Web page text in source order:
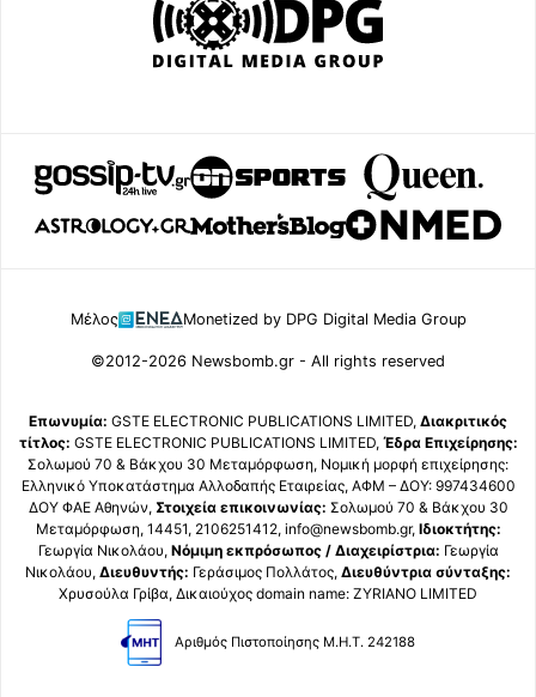
Μέλος Monetized by DPG Digital Media Group
©2012-2026 Newsbomb.gr - All rights reserved
Επωνυμία: GSTE ELECTRONIC PUBLICATIONS LIMITED, Διακριτικός
τίτλος: GSTE ELECTRONIC PUBLICATIONS LIMITED, Έδρα Επιχείρησης:
Σολωμού 70 & Βάκχου 30 Μεταμόρφωση, Νομική μορφή επιχείρησης:
Ελληνικό Υποκατάστημα Αλλοδαπής Εταιρείας, ΑΦΜ – ΔΟΥ: 997434600
ΔΟΥ ΦΑΕ Αθηνών, Στοιχεία επικοινωνίας: Σολωμού 70 & Βάκχου 30
Μεταμόρφωση, 14451, 2106251412, info@newsbomb.gr, Ιδιοκτήτης:
Γεωργία Νικολάου, Νόμιμη εκπρόσωπος / Διαχειρίστρια: Γεωργία
Νικολάου, Διευθυντής: Γεράσιμος Πολλάτος, Διευθύντρια σύνταξης:
Χρυσούλα Γρίβα, Δικαιούχος domain name: ZYRIANO LIMITED
Αριθμός Πιστοποίησης Μ.Η.Τ. 242188